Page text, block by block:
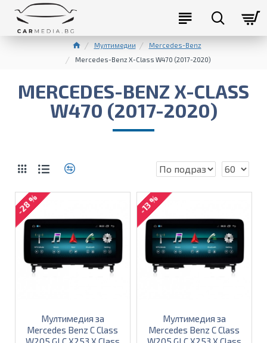
Мултимедии
Mercedes-Benz
Mercedes-Benz X-Class W470 (2017-2020)
MERCEDES-BENZ X-CLASS
W470 (2017-2020)
-28 %
Мултимедия за
Mercedes Benz C Class
-13 %
Мултимедия за
Mercedes Benz C Class